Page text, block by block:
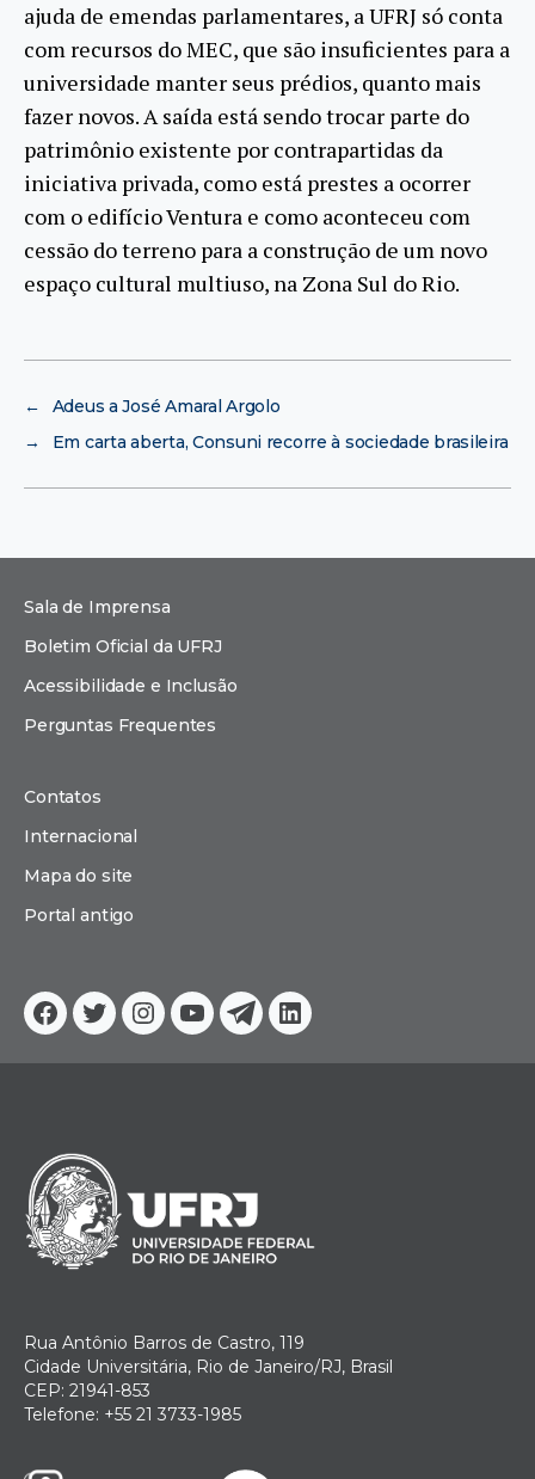
ajuda de emendas parlamentares, a UFRJ só conta
com recursos do MEC, que são insuficientes para a
universidade manter seus prédios, quanto mais
fazer novos. A saída está sendo trocar parte do
patrimônio existente por contrapartidas da
iniciativa privada, como está prestes a ocorrer
com o edifício Ventura e como aconteceu com
cessão do terreno para a construção de um novo
espaço cultural multiuso, na Zona Sul do Rio.
←
Adeus a José Amaral Argolo
→
Em carta aberta, Consuni recorre à sociedade brasileira
Facebook
TwitterInstagram
YouTube
TelegramLinkedin
Sala de Imprensa
Boletim Oficial da UFRJ
Acessibilidade e Inclusão
Perguntas Frequentes
Contatos
Internacional
Mapa do site
Portal antigo
Rua Antônio Barros de Castro, 119
Cidade Universitária, Rio de Janeiro/RJ, Brasil
CEP: 21941-853
Telefone: +55 21 3733-1985